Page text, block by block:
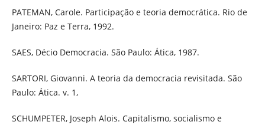
PATEMAN, Carole. Participação e teoria democrática. Rio de
Janeiro: Paz e Terra, 1992.
SAES, Décio Democracia. São Paulo: Ática, 1987.
SARTORI, Giovanni. A teoria da democracia revisitada. São
Paulo: Ática. v. 1,
SCHUMPETER, Joseph Alois. Capitalismo, socialismo e